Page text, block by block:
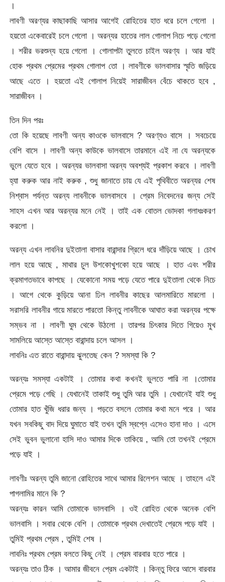
।
লাবণী অরণ্যর কাছাকাছি আসার আগেই রোহিতের হাত ধরে চলে গেলো ।
হয়তো একেবারেই চলে গেলো । অরন্যর হাতের লাল গোলাপ নিচে পড়ে গেলো
। শরীর ভরশুন্য হয়ে গেলো । গোলাপটা তুলতে চাইল অরণ্য । আর যাই
হোক প্রথম প্রেমের প্রথম গোলাপ তো । লাবণীকে ভালবাসার স্মৃতি জড়িয়ে
আছে এতে । হয়তো এই গোলাপ নিয়েই সারাজীবন বেঁচে থাকতে হবে ,
সারাজীবন ।
তিন দিন পরঃ
তো কি হয়েছে লাবণী অন্য কাওকে ভালবাসে ? অরণ্যও বাসে । সবচেয়ে
বেশি বাসে । লাবণী অন্য কাউকে ভালবাসে তারমানে এই না যে অরন্যকে
ভুলে যেতে হবে । অরন্যর ভালবাসা অরন্য অবশ্যই প্রকাশ করবে । লাবণী
হ্যা করুক আর নাই করুক , শুধু জানাতে চায় যে এই পৃথিবীতে অরন্যর শেষ
নিশ্বাস পর্যন্ত অরন্য লাবনীকে ভালবাসবে । প্রেম নিবেদনের জন্য সেই
সাহস এখন আর অরন্যর মনে নেই । তাই এক বোতল ভোদকা গলাধঃকরণ
করলো ।
অরন্য এখন লাবনির দুইতালা বাসার বারান্দার গ্রিলে ধরে দাঁড়িয়ে আছে । চোখ
লাল হয়ে আছে , মাথার চুল উশকোখুশকো হয়ে আছে । হাত এবং শরীর
ক্রমাগতভাবে কাপছে । যেকোনো সময় পড়ে যেতে পারে দুইতালা থেকে নিচে
। আগে থেকে কুড়িয়ে আনা ঢিল লাবনীর কাছের আলমারিতে মারলো ।
সরাসরি লাবনীর গায়ে মারতে পারতো কিন্তু লাবনীকে আঘাত করা অরন্যর পক্ষে
সম্ভব না । লাবণী ঘুম থেকে উঠলো । তারপর চিৎকার দিতে গিয়েও মুখ
সামলিয়ে আস্তে আস্তে বারান্দায় চলে আসল ।
লাবনিঃ এত রাতে বারান্দায় ঝুলতেছ কেন ? সমস্যা কি ?
অরন্যঃ সমস্যা একটাই । তোমার কথা কখনই ভুলতে পারি না ।তোমার
প্রেমে পড়ে গেছি । যেখানেই তাকাই শুধু তুমি আর তুমি । যেখানেই যাই শুধু
তোমার হাত খুঁজি ধরার জন্য । পড়তে বসলে তোমার কথা মনে পরে । আর
যখন সবকিছু বাদ দিয়ে ঘুমাতে যাই তখন তুমি স্বপ্নে এসেও হানা দাও । এসে
সেই ভুবন ভুলানো হাসি দাও আমার দিকে তাকিয়ে , আমি তো তখনই প্রেমে
পড়ে যাই ।
লাবণীঃ অরন্য তুমি জানো রোহিতের সাথে আমার রিলেশন আছে । তাহলে এই
পাগলামির মানে কি ?
অরন্যঃ কারন আমি তোমাকে ভালবাসি । ওই রোহিত থেকে অনেক বেশি
ভালবাসি । সবার থেকে বেশি । তোমাকে প্রথম দেখাতেই প্রেমে পড়ে যাই ।
তুমিই প্রথম প্রেম , তুমিই শেষ ।
লাবনিঃ প্রথম প্রেম বলতে কিছু নেই । প্রেম বারবার হতে পারে ।
অরন্যঃ তাও ঠিক । আমার জীবনে প্রেম একটাই । কিন্তু ফিরে আসে বারবার